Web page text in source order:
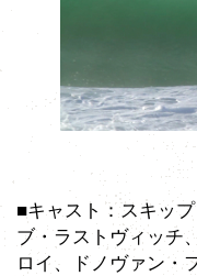
■キャスト：スキッ
ブ・ラストヴィッチ
ロイ、ドノヴァン・